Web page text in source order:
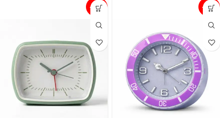
15%-
15%-